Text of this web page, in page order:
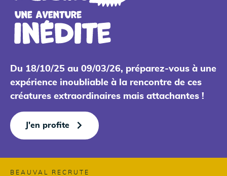
Du 18/10/25 au 09/03/26, préparez-vous à une
expérience inoubliable à la rencontre de ces
créatures extraordinaires mais attachantes !
J'en profite
BEAUVAL RECRUTE